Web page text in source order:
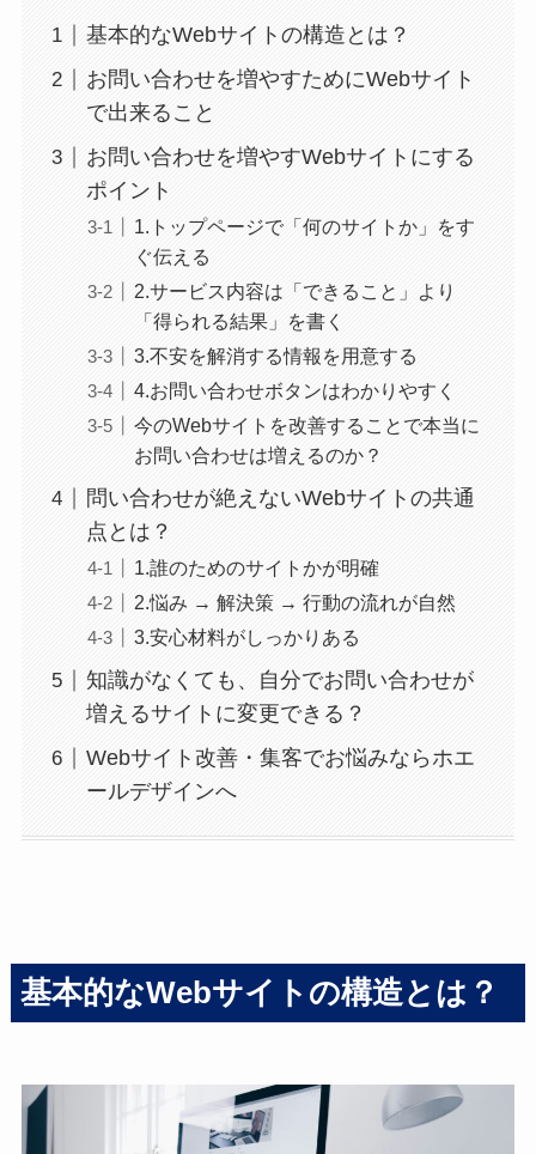
基本的なWebサイトの構造とは？
お問い合わせを増やすためにWebサイト
で出来ること
お問い合わせを増やすWebサイトにする
ポイント
1.トップページで「何のサイトか」をす
ぐ伝える
2.サービス内容は「できること」より
「得られる結果」を書く
3.不安を解消する情報を用意する
4.お問い合わせボタンはわかりやすく
今のWebサイトを改善することで本当に
お問い合わせは増えるのか？
問い合わせが絶えないWebサイトの共通
点とは？
1.誰のためのサイトかが明確
2.悩み → 解決策 → 行動の流れが自然
3.安心材料がしっかりある
知識がなくても、自分でお問い合わせが
増えるサイトに変更できる？
Webサイト改善・集客でお悩みならホエ
ールデザインへ
基本的なWebサイトの構造とは？